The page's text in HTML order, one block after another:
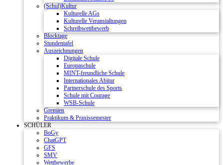
(Schul)Kultur
Kulturelle AGs
Kulturelle Veranstaltungen
Schreibwettbewerb
Blocktage
Stundentafel
Auszeichnungen
Digitale Schule
Europaschule
MINT-freundliche Schule
Internationales Abitur
Partnerschule des Sports
Schule mit Courage
WSB-Schule
Gremien
Praktikum & Praxissemester
SCHÜLER
BoGy
ChatGPT
GFS
SMV
Wettbewerbe